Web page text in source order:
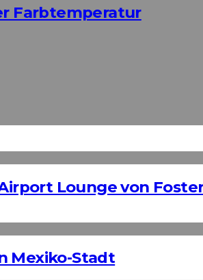
Farbtemperatur
Lounge von
Mexiko-Stadt